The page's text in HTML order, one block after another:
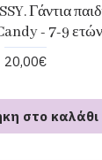
Γάντια
- 7-9 ετών
20,00€
στο καλάθι